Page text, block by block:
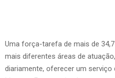
Uma força-tarefa de mais de
mais diferentes áreas de
diariamente, oferecer um serviço